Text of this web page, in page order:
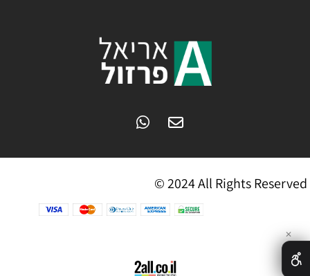
© 2024 All Rights Reserved
✕